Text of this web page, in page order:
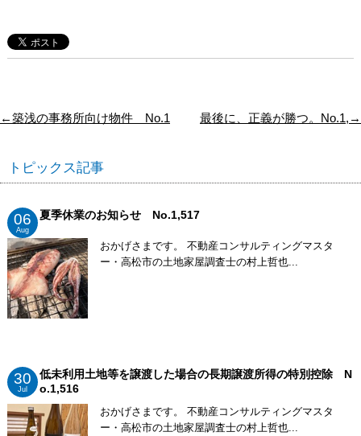
←築浅の事務所向け物件 No.1 最後に、正義が勝つ。No.1,→
トピックス記事
06
Aug
夏季休業のお知らせ No.1,517
おかげさまです。 不動産コンサルティングマスタ
ー・高松市の土地家屋調査士の村上哲也...
30
Jul
低未利用土地等を譲渡した場合の長期譲渡所得の特別控除 N
o.1,516
おかげさまです。 不動産コンサルティングマスタ
ー・高松市の土地家屋調査士の村上哲也...